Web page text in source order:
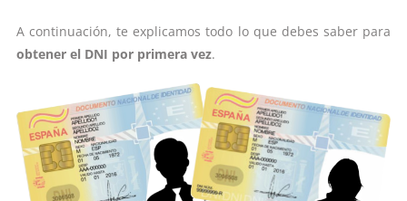
A continuación, te explicamos todo lo que debes saber para
obtener el DNI por primera vez.